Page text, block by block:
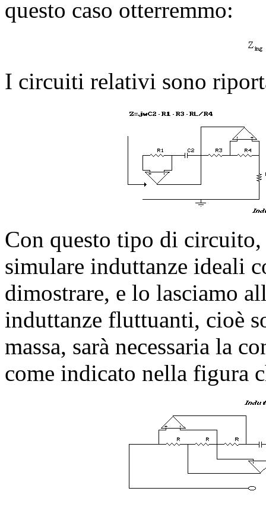
questo caso otterremmo:
I circuiti relativi sono
Con questo tipo di
simulare induttanze ideali
dimostrare, e lo lasciamo
induttanze fluttuanti, cioè
massa, sarà necessaria la
come indicato nella figura